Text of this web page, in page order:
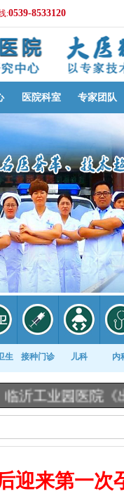
:0539-8533120
医院科室 专家团队
生 接种门诊 儿科 内
生医学证明》告知
迎来第一次